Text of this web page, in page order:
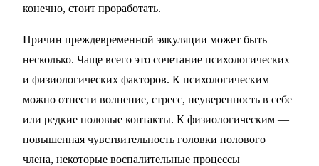
конечно, стоит проработать.
Причин преждевременной эякуляции может быть
несколько. Чаще всего это сочетание психологических
и физиологических факторов. К психологическим
можно отнести волнение, стресс, неуверенность в себе
или редкие половые контакты. К физиологическим —
повышенная чувствительность головки полового
члена, некоторые воспалительные процессы